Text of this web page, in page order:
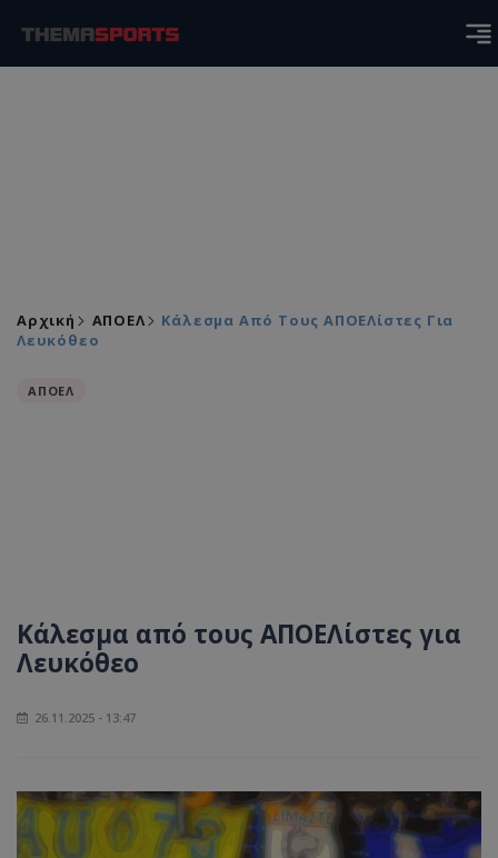
Αρχική ΑΠΟΕΛ
Κάλεσμα Από Τους ΑΠΟΕΛίστες Για
Λευκόθεο
ΑΠΟΕΛ
Κάλεσμα από τους ΑΠΟΕΛίστες για
Λευκόθεο
26.11.2025 - 13:47